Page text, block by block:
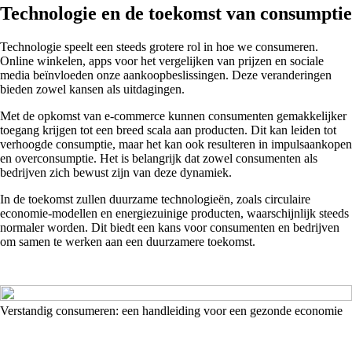
Technologie en de toekomst van consumptie
Technologie speelt een steeds grotere rol in hoe we consumeren.
Online winkelen, apps voor het vergelijken van prijzen en sociale
media beïnvloeden onze aankoopbeslissingen. Deze veranderingen
bieden zowel kansen als uitdagingen.
Met de opkomst van e-commerce kunnen consumenten gemakkelijker
toegang krijgen tot een breed scala aan producten. Dit kan leiden tot
verhoogde consumptie, maar het kan ook resulteren in impulsaankopen
en overconsumptie. Het is belangrijk dat zowel consumenten als
bedrijven zich bewust zijn van deze dynamiek.
In de toekomst zullen duurzame technologieën, zoals circulaire
economie-modellen en energiezuinige producten, waarschijnlijk steeds
normaler worden. Dit biedt een kans voor consumenten en bedrijven
om samen te werken aan een duurzamere toekomst.
Verstandig consumeren: een handleiding voor een gezonde economie